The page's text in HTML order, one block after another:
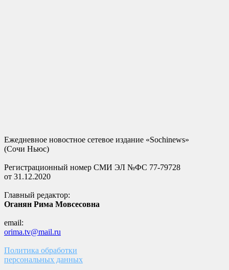
Ежедневное новостное сетевое издание «Sochinews»
(Сочи Ньюс)
Регистрационный номер СМИ ЭЛ №ФС 77-79728
от 31.12.2020
Главный редактор:
Оганян Рима Мовсесовна
email:
orima.tv@mail.ru
Политика обработки
персональных данных